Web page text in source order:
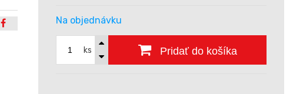
Na objednávku
ks Pridať do košíka